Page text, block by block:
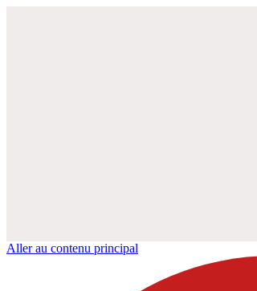
Aller au contenu principal